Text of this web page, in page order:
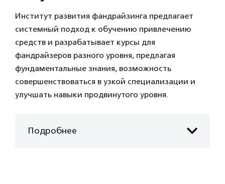
Институт развития фандрайзинга предлагает
системный подход к обучению привлечению
средств и разрабатывает курсы для
фандрайзеров разного уровня, предлагая
фундаментальные знания, возможность
совершенствоваться в узкой специализации и
улучшать навыки продвинутого уровня.
Подробнее